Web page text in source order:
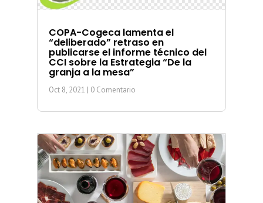
COPA-Cogeca lamenta el
“deliberado” retraso en
publicarse el informe técnico del
CCI sobre la Estrategia “De la
granja a la mesa”
Oct 8, 2021 | 0 Comentario